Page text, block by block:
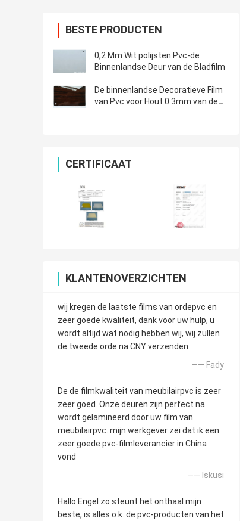
BESTE PRODUCTEN
0,2 Mm Wit polijsten Pvc-de
Binnenlandse Deur van de Bladfilm
De binnenlandse Decoratieve Film
van Pvc voor Hout 0.3mm van de
CERTIFICAAT
KLANTENOVERZICHTEN
wij kregen de laatste films van ordepvc en
zeer goede kwaliteit, dank voor uw hulp, u
wordt altijd wat nodig hebben wij, wij zullen
de tweede orde na CNY verzenden
—— Fady
De de filmkwaliteit van meubilairpvc is zeer
zeer goed. Onze deuren zijn perfect na
wordt gelamineerd door uw film van
meubilairpvc. mijn werkgever zei dat ik een
zeer goede pvc-filmleverancier in China
vond
—— Iskusi
Hallo Engel zo steunt het onthaal mijn
beste, is alles o.k. de pvc-producten van het